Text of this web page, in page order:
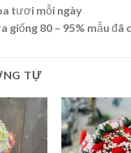
tươi mỗi ngày
giống 80 – 95% mẫu đã
TỰ